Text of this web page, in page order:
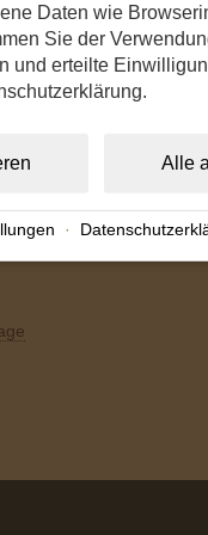
Daten wie
Sie der
und erteilte
Alle
·